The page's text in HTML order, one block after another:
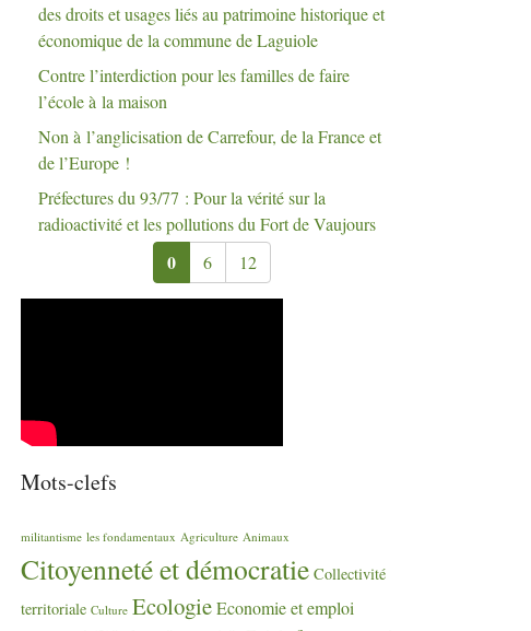
des droits et usages liés au patrimoine historique et
économique de la commune de Laguiole
Contre l’interdiction pour les familles de faire
l’école à la maison
Non à l’anglicisation de Carrefour, de la France et
de l’Europe !
Préfectures du 93/77 : Pour la vérité sur la
radioactivité et les pollutions du Fort de Vaujours
0 6 12
Mots-clefs
militantisme les fondamentaux Agriculture Animaux
Citoyenneté et démocratie Collectivité
territoriale Culture EcologieEconomie et emploi